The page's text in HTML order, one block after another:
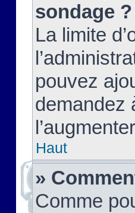
sondage ?
La limite
pouvez
demandez
Haut
»
Comme